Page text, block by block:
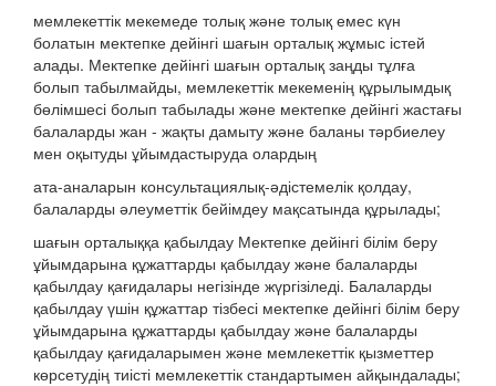
мемлекеттік мекемеде толық және толық емес күн
болатын мектепке дейінгі шағын орталық жұмыс істей
алады. Мектепке дейінгі шағын орталық заңды тұлға
болып табылмайды, мемлекеттік мекеменің құрылымдық
бөлімшесі болып табылады және мектепке дейінгі жастағы
балаларды жан - жақты дамыту және баланы тәрбиелеу
мен оқытуды ұйымдастыруда олардың
ата-аналарын консультациялық-әдістемелік қолдау,
балаларды әлеуметтік бейімдеу мақсатында құрылады;
шағын орталыққа қабылдау Мектепке дейінгі білім беру
ұйымдарына құжаттарды қабылдау және балаларды
қабылдау қағидалары негізінде жүргізіледі. Балаларды
қабылдау үшін құжаттар тізбесі мектепке дейінгі білім беру
ұйымдарына құжаттарды қабылдау және балаларды
қабылдау қағидаларымен және мемлекеттік қызметтер
көрсетудің тиісті мемлекеттік стандартымен айқындалады;